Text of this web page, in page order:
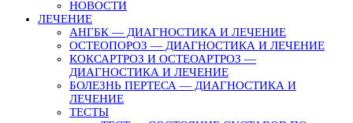
НОВОСТИ
ЛЕЧЕНИЕ
АНГБК — ДИАГНОСТИКА И ЛЕЧЕНИЕ
ОСТЕОПОРОЗ — ДИАГНОСТИКА И ЛЕЧЕНИЕ
КОКСАРТРОЗ И ОСТЕОАРТРОЗ —
ДИАГНОСТИКА И ЛЕЧЕНИЕ
БОЛЕЗНЬ ПЕРТЕСА — ДИАГНОСТИКА И
ЛЕЧЕНИЕ
ТЕСТЫ